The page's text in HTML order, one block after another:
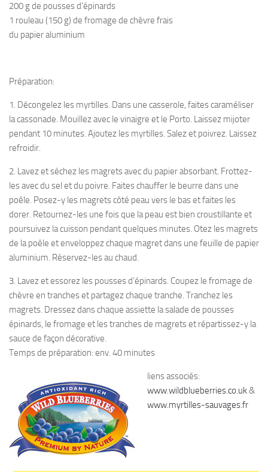
200 g de pousses d’épinards
1 rouleau (150 g) de fromage de chèvre frais
du papier aluminium
Préparation:
1. Décongelez les myrtilles. Dans une casserole, faites caraméliser
la cassonade. Mouillez avec le vinaigre et le Porto. Laissez mijoter
pendant 10 minutes. Ajoutez les myrtilles. Salez et poivrez. Laissez
refroidir.
2. Lavez et séchez les magrets avec du papier absorbant. Frottez-
les avec du sel et du poivre. Faites chauffer le beurre dans une
poêle. Posez-y les magrets côté peau vers le bas et faites les
dorer. Retournez-les une fois que la peau est bien croustillante et
poursuivez la cuisson pendant quelques minutes. Otez les magrets
de la poêle et enveloppez chaque magret dans une feuille de papier
aluminium. Réservez-les au chaud.
3. Lavez et essorez les pousses d’épinards. Coupez le fromage de
chèvre en tranches et partagez chaque tranche. Tranchez les
magrets. Dressez dans chaque assiette la salade de pousses
épinards, le fromage et les tranches de magrets et répartissez-y la
sauce de façon décorative.
Temps de préparation: env. 40 minutes
liens associés:
www.wildblueberries.co.uk&
www.myrtilles-sauvages.fr